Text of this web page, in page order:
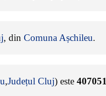
, din Comuna Așchileu.
,Județul Cluj) este 407051